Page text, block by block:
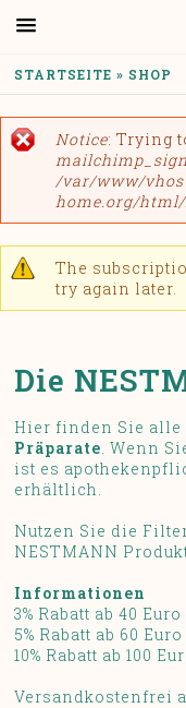
YOU ARE HERE
STARTSEITE » SHOP
Error
Notice: Trying
/var/www/
home.org/
Warning
The
try again later.
Die
Hier finden Sie alle
Präparate. Wenn
ist es
erhältlich.
Nutzen Sie die
NESTMANN
Informationen
3% Rabatt ab 40 Euro
5% Rabatt ab 60 Euro
10% Rabatt ab 100
Versandkostenfrei